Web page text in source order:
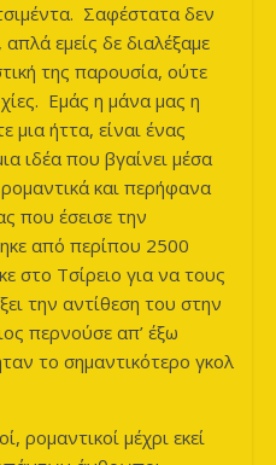
Σαφέστατα δεν
εμείς δε διαλέξαμε
της παρουσία, ούτε
Εμάς η μάνα μας η
μια ήττα, είναι ένας
ιδέα που βγαίνει μέσα
και περήφανα
που έσεισε την
από περίπου 2500
στο Τσίρειο για να τους
την αντίθεση του στην
περνούσε απ’ έξω
το σημαντικότερο γκολ
ρομαντικοί μέχρι εκεί